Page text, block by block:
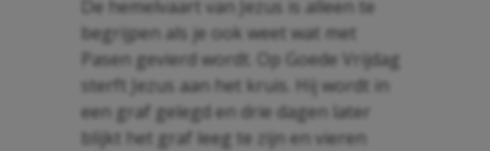
De hemelvaart van Jezus is alleen te
begrijpen als je ook weet wat met
Pasen gevierd wordt. Op Goede Vrijdag
sterft Jezus aan het kruis. Hij wordt in
een graf gelegd en drie dagen later
blijkt het graf leeg te zijn en vieren